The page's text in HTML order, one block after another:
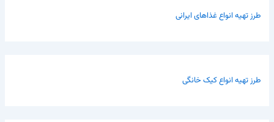
طرز تهیه انواع غذاهای ایرانی
طرز تهیه انواع کیک خانگی